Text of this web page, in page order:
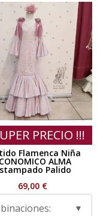
PRECIO !!!
Flamenca Niña
ALMA
Palido
69,00 €